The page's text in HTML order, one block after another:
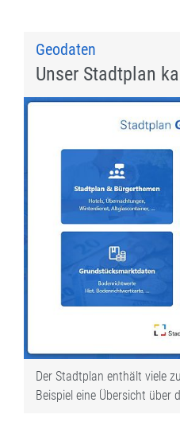
Geodaten
Unser Stadtplan
Der Stadtplan enthält viele
Beispiel eine Übersicht über